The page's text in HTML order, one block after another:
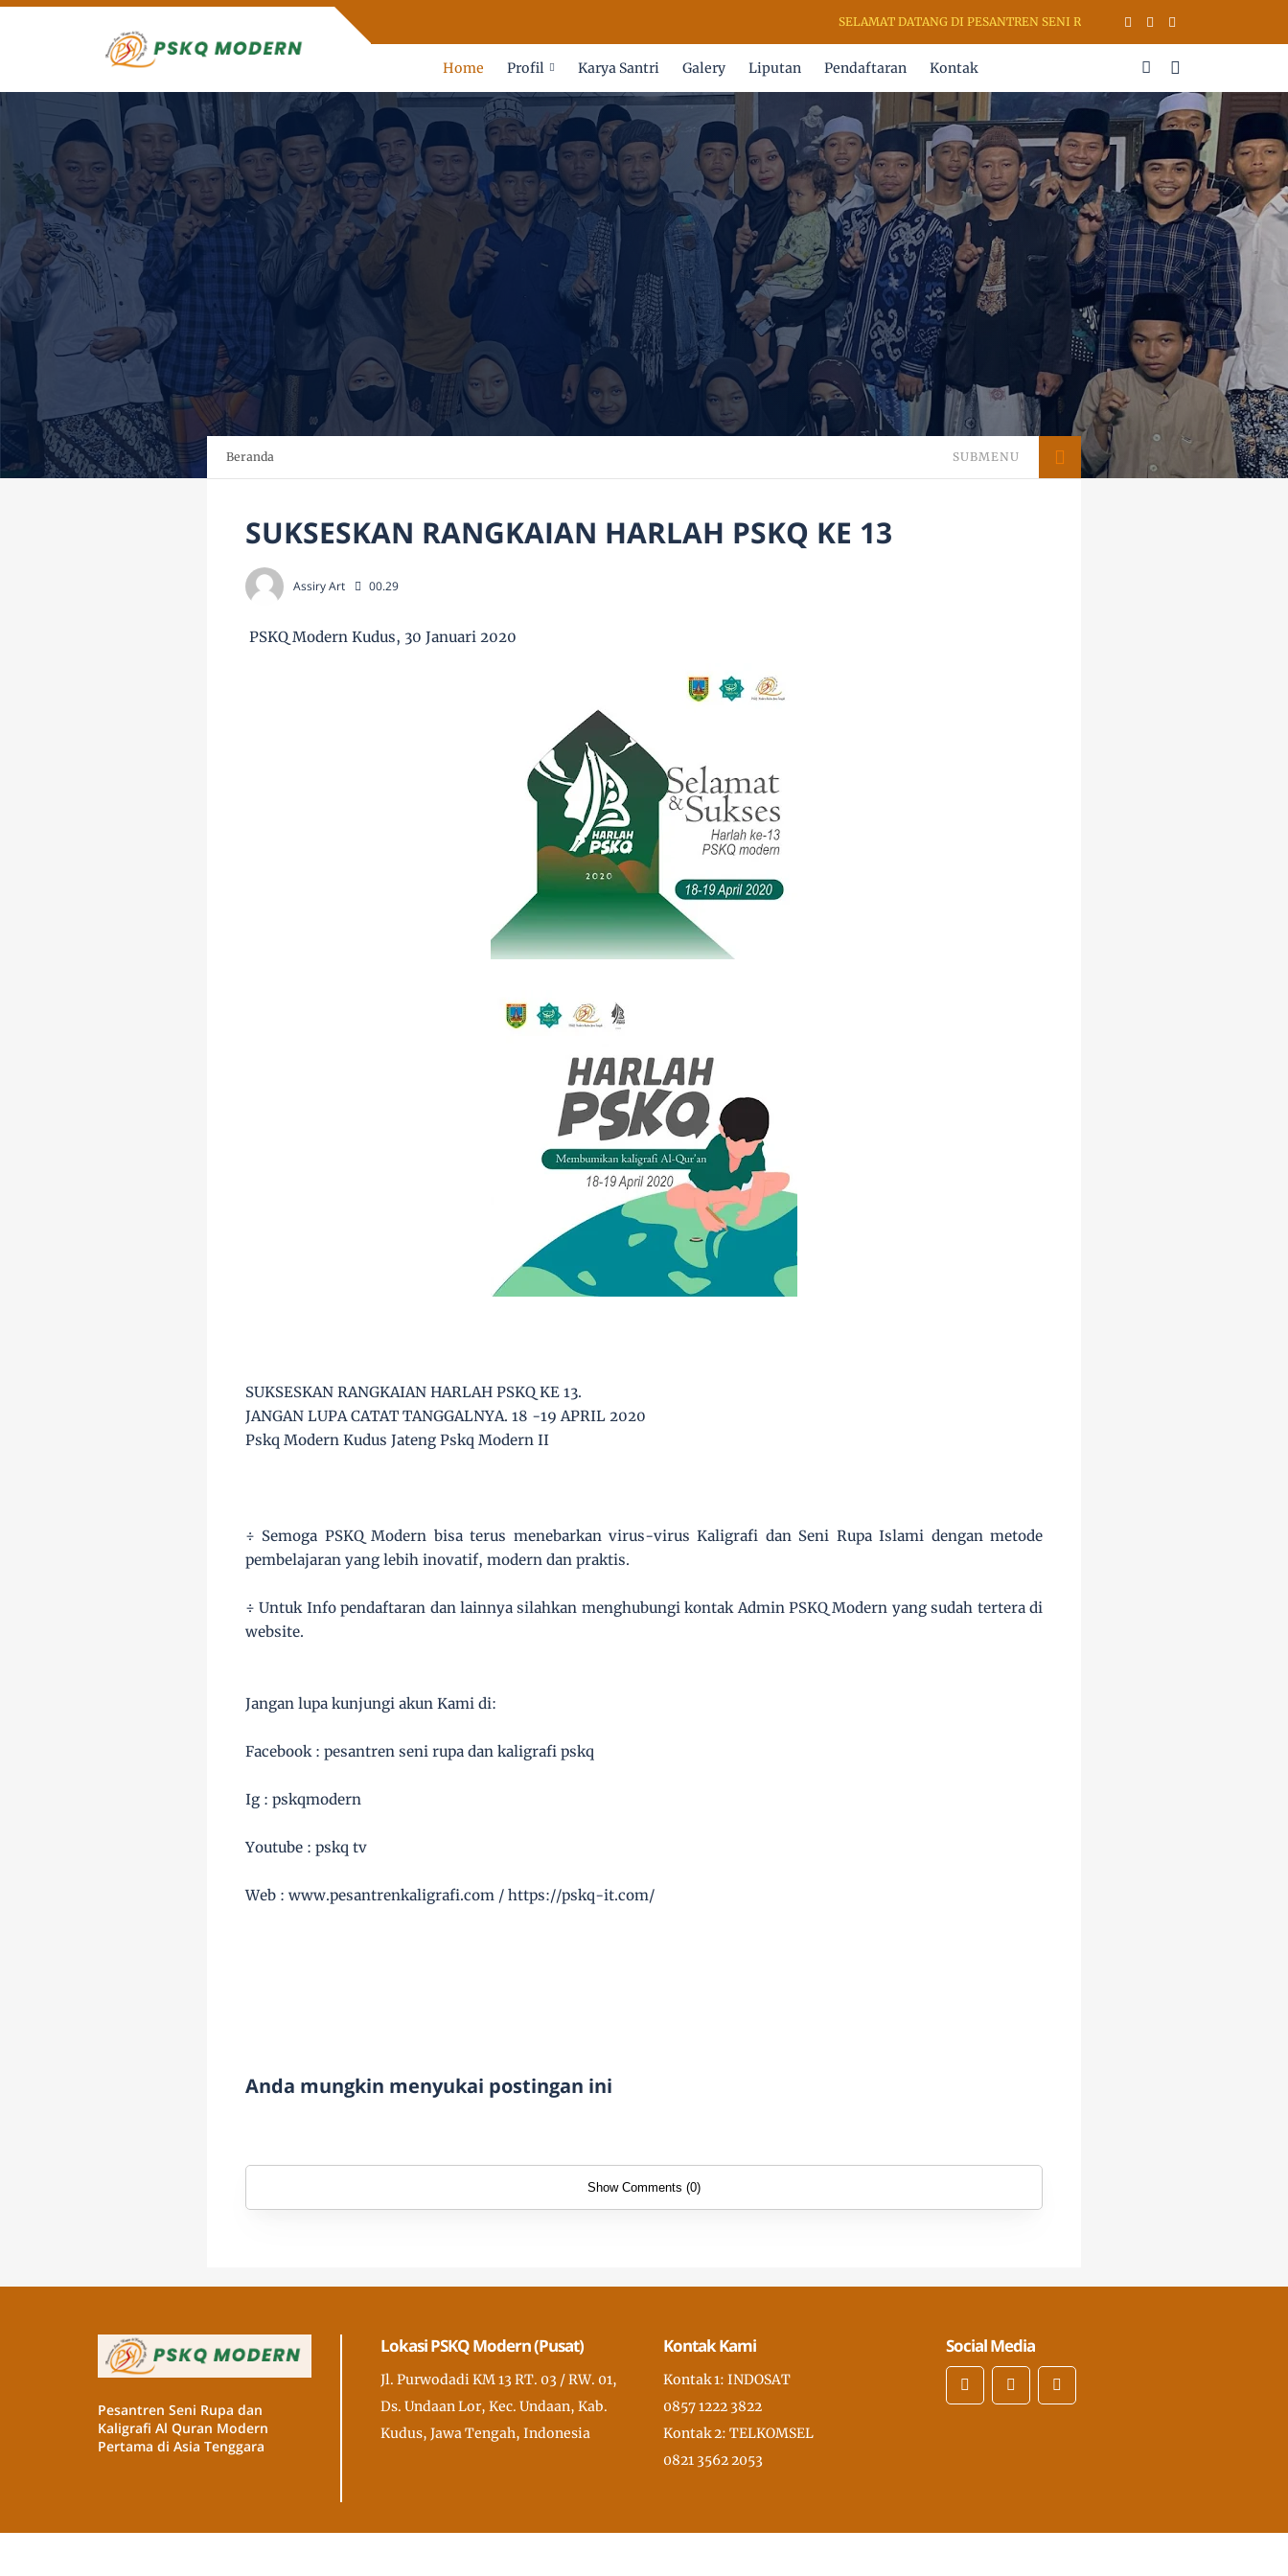
SELAMAT DATANG DI PESANTREN SENI RUPA & KALIGRAFI AL QURAN (PSKQ
Home Profil Karya Santri Galery Liputan Pendaftaran Kontak
Beranda SUBMENU
SUKSESKAN RANGKAIAN HARLAH PSKQ KE 13
Assiry Art 00.29
PSKQ Modern Kudus, 30 Januari 2020
SUKSESKAN RANGKAIAN HARLAH PSKQ KE 13.
JANGAN LUPA CATAT TANGGALNYA. 18 -19 APRIL 2020
Pskq Modern Kudus Jateng Pskq Modern II
÷ Semoga PSKQ Modern bisa terus menebarkan virus-virus Kaligrafi dan Seni Rupa Islami dengan metode
pembelajaran yang lebih inovatif, modern dan praktis.
÷ Untuk Info pendaftaran dan lainnya silahkan menghubungi kontak Admin PSKQ Modern yang sudah tertera di
website.
Jangan lupa kunjungi akun Kami di:
Facebook : pesantren seni rupa dan kaligrafi pskq
Ig : pskqmodern
Youtube : pskq tv
Web : www.pesantrenkaligrafi.com / https://pskq-it.com/
Anda mungkin menyukai postingan ini
Show Comments (0)
Pesantren Seni Rupa dan
Kaligrafi Al Quran Modern
Pertama di Asia Tenggara
Lokasi PSKQ Modern (Pusat)
Jl. Purwodadi KM 13 RT. 03 / RW. 01,
Ds. Undaan Lor, Kec. Undaan, Kab.
Kudus, Jawa Tengah, Indonesia
Kontak Kami
Kontak 1: INDOSAT
0857 1222 3822
Kontak 2: TELKOMSEL
0821 3562 2053
Social Media